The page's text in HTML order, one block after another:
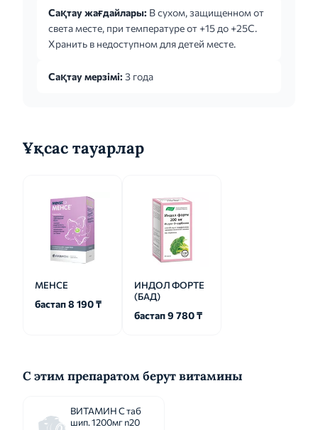
(0,5мг) 2 раза в неделю. Пред- и
послеоперационная терапия у женщин в
постменопаузе – по 1 суппозиторию (0,5мг) в
качестве диагностического средства - 1
Сақтау жағдайлары: В сухом, защищенном от
света месте, при температуре от +15 до +25C.
Хранить в недоступном для детей месте.
Сақтау мерзімі: 3 года
Ұқсас тауарлар
МЕНСЕ
бастап 8 190 ₸
ИНДОЛ ФОРТЕ
(БАД)
бастап 9 780 ₸
С этим препаратом берут витамины
ВИТАМИН С таб
шип. 1200мг n20